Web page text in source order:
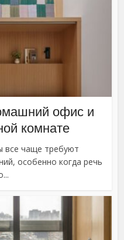
офис и
комнате
все чаще требуют
особенно когда речь